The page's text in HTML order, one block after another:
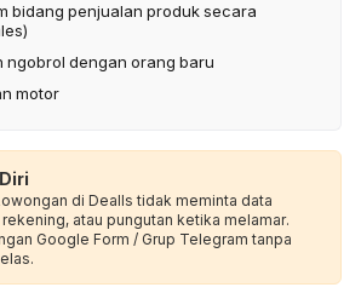
bidang penjualan produk secara
ngobrol dengan orang baru
motor
di Dealls tidak meminta data
atau pungutan ketika melamar.
Google Form / Grup Telegram tanpa